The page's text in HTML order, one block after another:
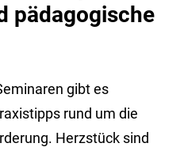
pädagogische
gibt es
rund um die
Herzstück sind